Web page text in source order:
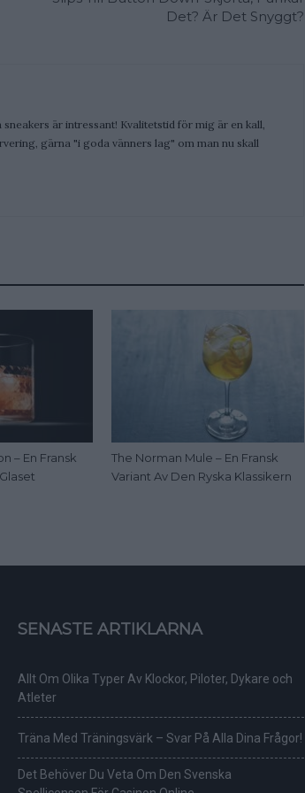
Det? Är Det Snyggt?
är intressant! Kvalitetstid för mig är en kall,
gärna "i goda vänners lag" om man nu skall
– En Fransk
The Norman Mule – En Fransk
Variant Av Den Ryska Klassikern
SENASTE ARTIKLARNA
Allt Om Olika Typer Av Klockor, Piloter, Dykare och
Atleter
Träna Med Träningsvärk – Svar På Alla Dina Frågor!
Det Behöver Du Veta Om Den Svenska